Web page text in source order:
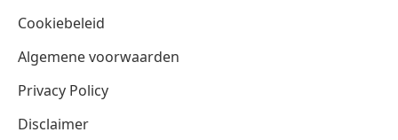
Cookiebeleid
Algemene voorwaarden
Privacy Policy
Disclaimer